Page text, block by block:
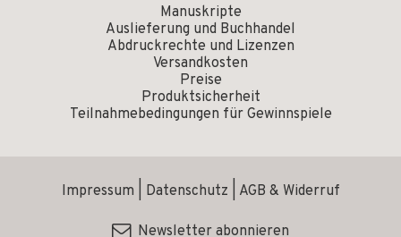
Manuskripte
Auslieferung und Buchhandel
Abdruckrechte und Lizenzen
Versandkosten
Preise
Produktsicherheit
Teilnahmebedingungen für Gewinnspiele
Impressum Datenschutz AGB & Widerruf
Newsletter abonnieren